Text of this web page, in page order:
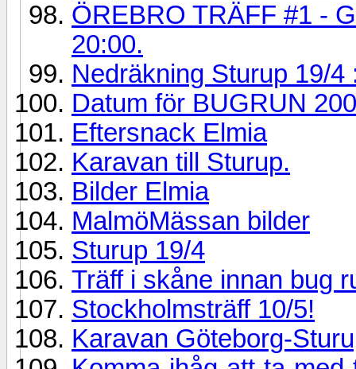
ÖREBRO TRÄFF #1 -
20:00.
Nedräkning Sturup 19/
Datum för BUGRUN
Eftersnack Elmia
Karavan till Sturup.
Bilder Elmia
MalmöMässan bilder
Sturup 19/4
Träff i skåne innan bug
Stockholmsträff 10/5!
Karavan Göteborg-